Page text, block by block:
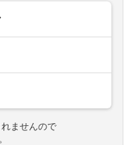
ませんので